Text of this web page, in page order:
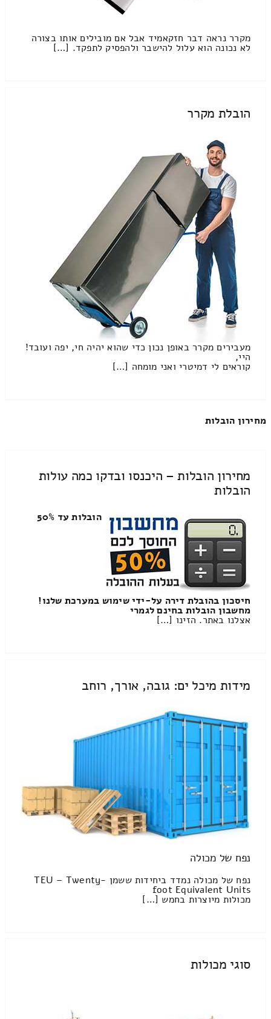
מקרר נראה דבר חזקאמיד אבל אם מובילים אותו בצורה
לא נכונה הוא עלול להישבר ולהפסיק לתפקד. […]
הובלת מקרר
מעבירים מקרר באופן נכון כדי שהוא יהיה חי, יפה ועובד!
היי,
קוראים לי דמיטרי ואני מומחה […]
מחירון הובלות
מחירון הובלות – היכנסו ובדקו כמה עולות
הובלות
הובלות עד 50%
חיסכון בהובלת דירה על-ידי שימוש במערכת שלנו!
מחשבון הובלות בחינם לגמרי
אצלנו באתר. הזינו […]
מידות מיכל ים: גובה, אורך, רוחב
נפח של מכולה
נפח של מכולה נמדד ביחידות ששמן TEU – Twenty-
foot Equivalent Units
מכולות מיוצרות בחמש […]
סוגי מכולות